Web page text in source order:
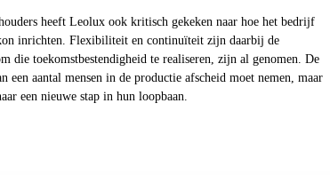
heeft Leolux ook kritisch gekeken naar hoe het bedrijf
inrichten. Flexibiliteit en continuïteit zijn daarbij de
die toekomstbestendigheid te realiseren, zijn al genomen. De
een aantal mensen in de productie afscheid moet nemen, maar
een nieuwe stap in hun loopbaan.